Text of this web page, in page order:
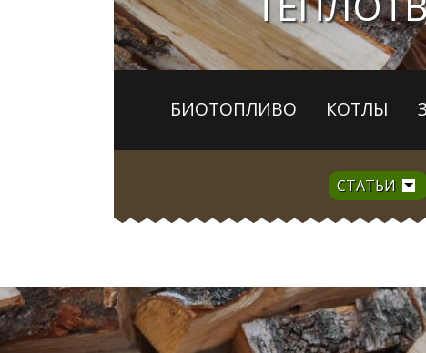
БИОТОПЛИВО КОТЛЫ
СТАТЬИ